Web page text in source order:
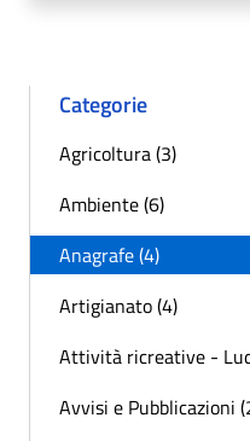
Categorie
Agricoltura (3)
Ambiente (6)
Anagrafe (4)
Artigianato (4)
Attività ricreative -
Avvisi e Pubblicazioni